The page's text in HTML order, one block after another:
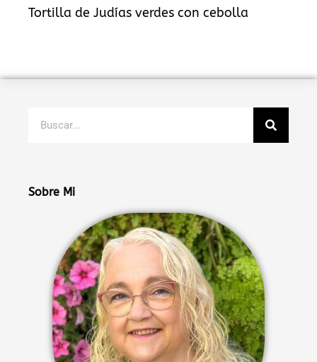
Tortilla de Judías verdes con cebolla
Sobre Mi